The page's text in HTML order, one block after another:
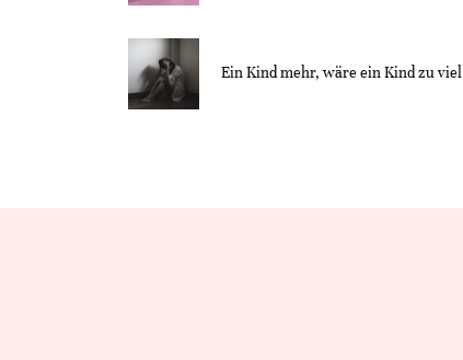
Ein Kind mehr, wäre ein Kind zu viel